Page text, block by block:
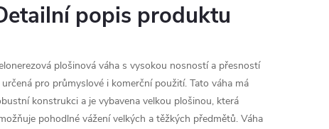
popis produktu
plošinová váha s vysokou nosností a přesností
určená pro průmyslové i komerční použití. Tato váha má
konstrukci a je vybavena velkou plošinou, která
pohodlné vážení velkých a těžkých předmětů. Váha